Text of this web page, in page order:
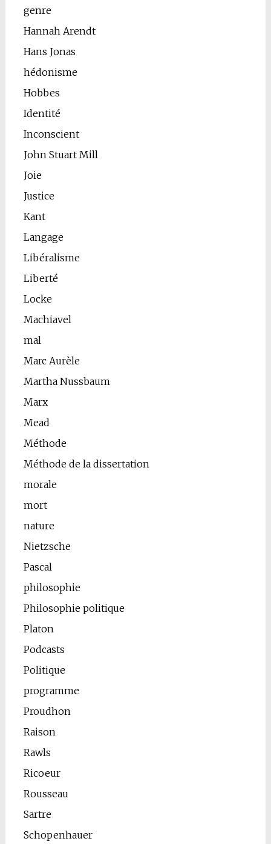
genre
Hannah Arendt
Hans Jonas
hédonisme
Hobbes
Identité
Inconscient
John Stuart Mill
Joie
Justice
Kant
Langage
Libéralisme
Liberté
Locke
Machiavel
mal
Marc Aurèle
Martha Nussbaum
Marx
Mead
Méthode
Méthode de la dissertation
morale
mort
nature
Nietzsche
Pascal
philosophie
Philosophie politique
Platon
Podcasts
Politique
programme
Proudhon
Raison
Rawls
Ricoeur
Rousseau
Sartre
Schopenhauer